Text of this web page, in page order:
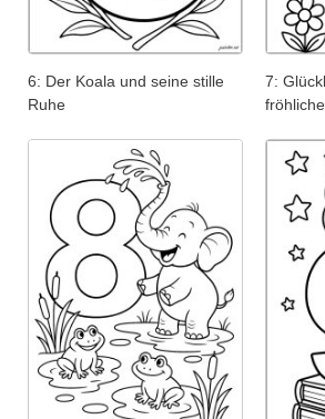
6: Der Koala und seine stille
Ruhe
7: